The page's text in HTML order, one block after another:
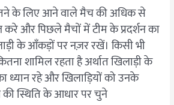
के लिए आने वाले मैच की अधिक से
करे और पिछले मैचों में टीम के प्रदर्शन का
के आँकड़ों पर नज़र रखें। किसी भी
शामिल रहता है अर्थात खिलाड़ी के
रहे और खिलाड़ियों को उनके
की स्थिति के आधार पर चुने